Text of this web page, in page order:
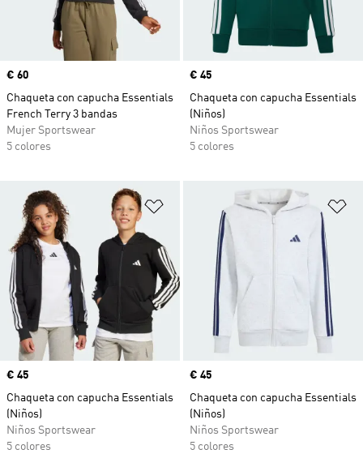
Precio
€ 60
Chaqueta con capucha Essentials
French Terry 3 bandas
Mujer Sportswear
5 colores
Precio
€ 45
Chaqueta con capucha Essentials
(Niños)
Niños Sportswear
5 colores
Añadir a la lista de deseos
Precio
€ 45
Chaqueta con capucha Essentials
(Niños)
Niños Sportswear
5 colores
Precio
€ 45
Chaqueta con capucha Essentials
(Niños)
Niños Sportswear
5 colores